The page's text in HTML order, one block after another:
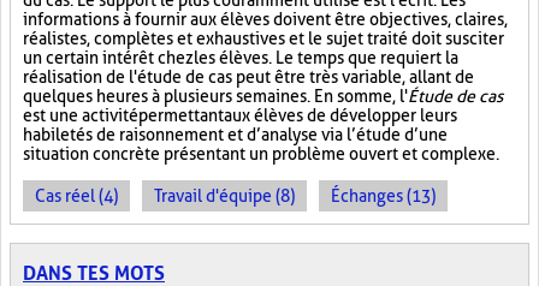
informations à fournir aux élèves doivent être objectives, claires,
réalistes, complètes et exhaustives et le sujet traité doit susciter
un certain intérêt chez les élèves. Le temps que requiert la
réalisation de l'étude de cas peut être très variable, allant de
quelques heures à plusieurs semaines. En somme, l'Étude de cas
est une activité permettant aux élèves de développer leurs
habiletés de raisonnement et d’analyse via l’étude d’une
situation concrète présentant un problème ouvert et complexe.
Cas réel (4) Travail d'équipe (8) Échanges (13)
DANS TES MOTS